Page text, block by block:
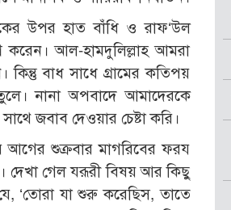
উপর হাত বাঁধি ও রাফ‘উল
করেন। আল-হামদুলি­ল্লাহ আমরা
বাধ সাধে গ্রামের কতিপয়
তুলে। নানা অপবাদে আমাদেরকে
জবাব দেওয়ার চেষ্টা করি।
আগের শুক্রবার মাগরিবের ফরয
দেখা গেল যরূরী বিষয় আর কিছু
‘তোরা যা শুরু করেছিস, তাতে